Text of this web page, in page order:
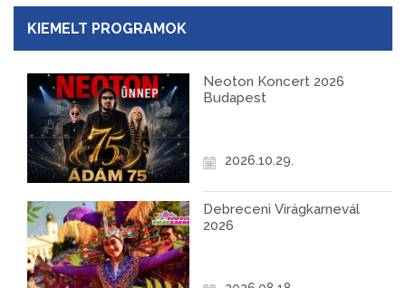
KIEMELT PROGRAMOK
Neoton Koncert 2026
Budapest
2026.10.29.
Debreceni Virágkarnevál
2026